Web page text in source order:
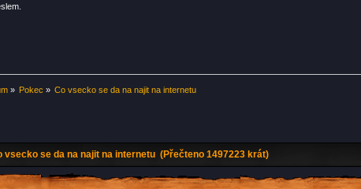
» Pokec » Co vsecko se da na najit na internetu
vsecko se da na najit na internetu (Přečteno 1497223 krát)